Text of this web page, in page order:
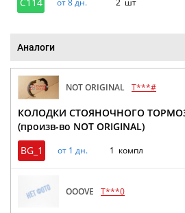
от 8 дн. 2 шт
Аналоги
NOT ORIGINAL T***#
КОЛОДКИ СТОЯНОЧНОГО
(произв-во NOT ORIGINAL)
BG_1
от 1 дн. 1 компл
OOOVE T***0